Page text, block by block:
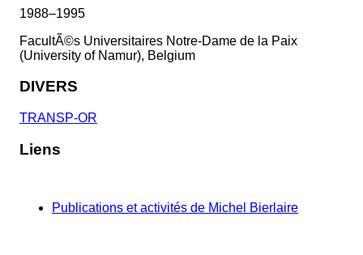
1988–1995
FacultÃ©s Universitaires Notre-Dame de la Paix
(University of Namur), Belgium
DIVERS
TRANSP-OR
Liens
Publications et activités de Michel Bierlaire